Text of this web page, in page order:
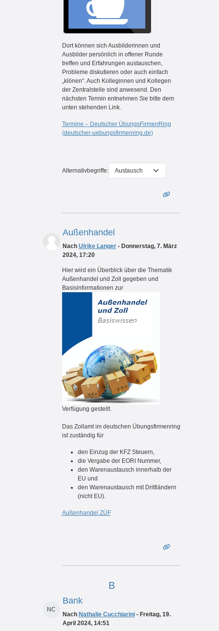
Dort können sich Ausbilderinnen und
Ausbilder persönlich in offener Runde
treffen und Erfahrungen austauschen,
Probleme diskutieren oder auch einfach
„klönen“. Auch Kolleginnen und Kollegen
der Zentralstelle sind anwesend. Den
nächsten Termin entnehmen Sie bitte dem
unten stehenden Link.
Termine – Deutscher ÜbungsFirmenRing
(deutscher-uebungsfirmenring.de)
Alternativbegriffe:
Außenhandel
Nach Ulrike Langer- Donnerstag, 7. März
2024, 17:20
Hier wird ein Überblick über die Thematik
Außenhandel und Zoll gegeben und
Basisinformationen zur
Verfügung gestellt.
Das Zollamt im deutschen Übungsfirmenring
ist zuständig für
den Einzug der KFZ Steuern,
die Vergabe der EORI Nummer,
den Warenaustausch innerhalb der
EU und
den Warenaustausch mit Drittländern
(nicht EU).
Außenhandel ZÜF
B
NC
Bank
Nach Nathalie Cucchiarini- Freitag, 19.
April 2024, 14:51